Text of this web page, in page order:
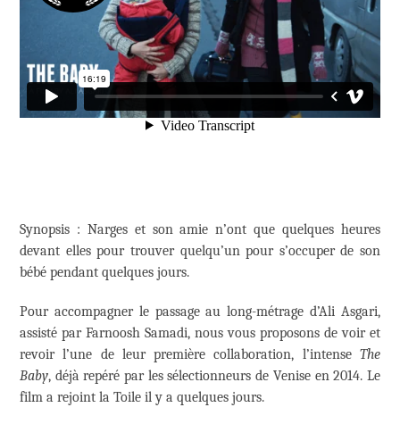
Synopsis : Narges et son amie n’ont que quelques heures
devant elles pour trouver quelqu’un pour s’occuper de son
bébé pendant quelques jours.
Pour accompagner le passage au long-métrage d’Ali Asgari,
assisté par Farnoosh Samadi, nous vous proposons de voir et
revoir l’une de leur première collaboration, l’intense The
Baby, déjà repéré par les sélectionneurs de Venise en 2014. Le
film a rejoint la Toile il y a quelques jours.